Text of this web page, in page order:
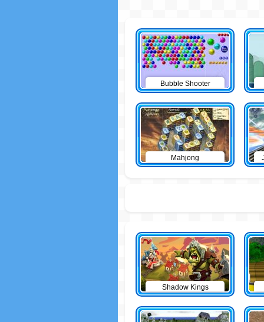
Bubble Shooter
Mahjong
Shadow Kings